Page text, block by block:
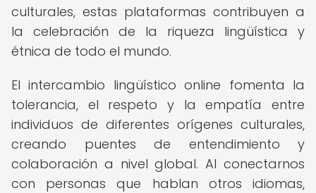
culturales, estas plataformas contribuyen a
la celebración de la riqueza lingüística y
étnica de todo el mundo.
El intercambio lingüístico online fomenta la
tolerancia, el respeto y la empatía entre
individuos de diferentes orígenes culturales,
creando puentes de entendimiento y
colaboración a nivel global. Al conectarnos
con personas que hablan otros idiomas,